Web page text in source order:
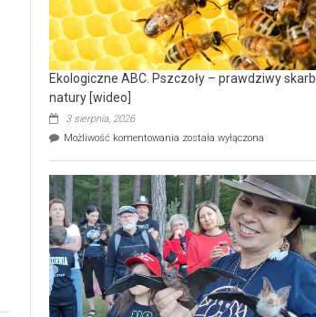
mln
na
modernizację
oczyszczalni
ścieków
[wideo]
Ekologiczne ABC. Pszczoły – prawdziwy skarb
natury [wideo]
3 sierpnia, 2026
Możliwość komentowania Ekologiczne
–
prawdziwy
skarb
natury
[wideo]
została wyłączona